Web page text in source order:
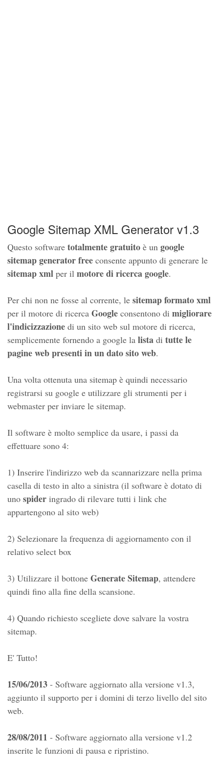
Google Sitemap XML Generator v1.3
Questo software totalmente gratuito è un google
sitemap generator free consente appunto di generare le
sitemap xml per il motore di ricerca google.
Per chi non ne fosse al corrente, le sitemap formato xml
per il motore di ricerca Google consentono di migliorare
l'indicizzazione di un sito web sul motore di ricerca,
semplicemente fornendo a google la lista di tutte le
pagine web presenti in un dato sito web.
Una volta ottenuta una sitemap è quindi necessario
registrarsi su google e utilizzare gli strumenti per i
webmaster per inviare le sitemap.
Il software è molto semplice da usare, i passi da
effettuare sono 4:
1) Inserire l'indirizzo web da scannarizzare nella prima
casella di testo in alto a sinistra (il software è dotato di
uno spider ingrado di rilevare tutti i link che
appartengono al sito web)
2) Selezionare la frequenza di aggiornamento con il
relativo select box
3) Utilizzare il bottone Generate Sitemap, attendere
quindi fino alla fine della scansione.
4) Quando richiesto scegliete dove salvare la vostra
sitemap.
E' Tutto!
15/06/2013 - Software aggiornato alla versione v1.3,
aggiunto il supporto per i domini di terzo livello del sito
web.
28/08/2011 - Software aggiornato alla versione v1.2
inserite le funzioni di pausa e ripristino.